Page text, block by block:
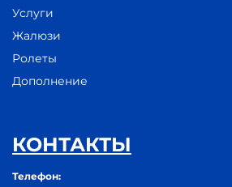
Услуги
Жалюзи
Ролеты
Дополнение
КОНТАКТЫ
Телефон: